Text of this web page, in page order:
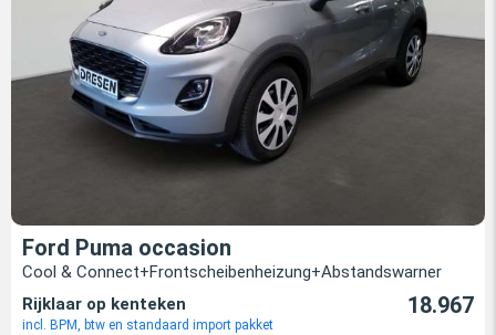
Ford Puma occasion
Cool & Connect+Frontscheibenheizung+Abstandswarner
Rijklaar op kenteken
incl. BPM, btw en standaard import pakket
18.967